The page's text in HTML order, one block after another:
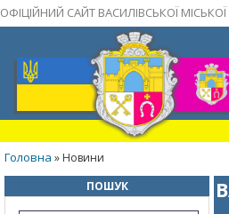
ОФІЦІЙНИЙ САЙТ ВАСИЛІВСЬКОЇ МІСЬКОЇ
Головна » Новини
ПОШУК